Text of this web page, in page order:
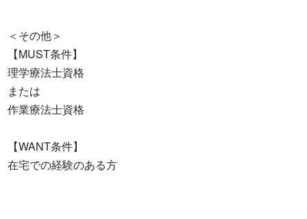
＜その他＞
【MUST条件】
理学療法士資格
または
作業療法士資格
【WANT条件】
在宅での経験のある方